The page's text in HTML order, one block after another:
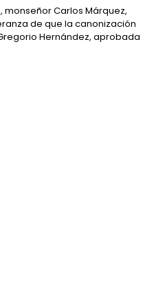
monseñor Carlos Márquez,
de que la canonización
Hernández, aprobada